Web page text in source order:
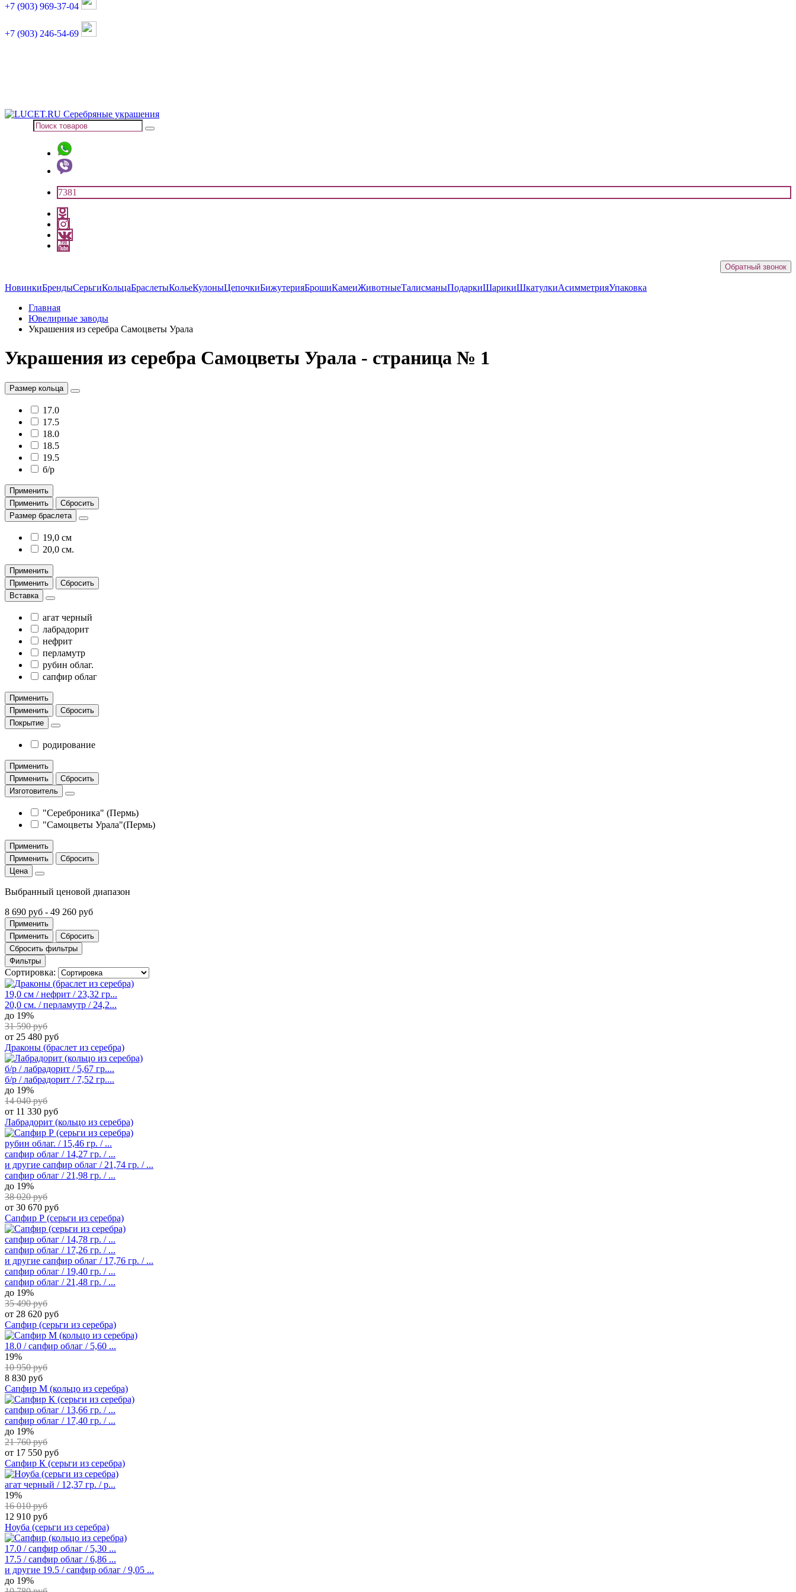
+7 (903) 969-37-04
+7 (903) 246-54-69
7381
Обратный звонок
НовинкиБрендыСерьгиКольцаБраслетыКольеКулоныЦепочкиБижутерияБрошиКамеиЖивотныеТалисманыПодаркиШарикиШкатулкиАсимметрияУпаковка
Главная
Ювелирные заводы
Украшения из серебра Самоцветы Урала
Украшения из серебра Самоцветы Урала - страница № 1
Размер кольца
17.0
17.5
18.0
18.5
19.5
б/р
Применить
Применить
Сбросить
Размер браслета
19,0 см
20,0 см.
Применить
Применить
Сбросить
Вставка
агат черный
лабрадорит
нефрит
перламутр
рубин облаг.
сапфир облаг
Применить
Применить
Сбросить
Покрытие
родирование
Применить
Применить
Сбросить
Изготовитель
"Сереброника" (Пермь)
"Самоцветы Урала"(Пермь)
Применить
Применить
Сбросить
Цена
Выбранный ценовой диапазон
8 690 руб - 49 260 руб
Применить
Применить
Сбросить
Сбросить фильтры
Фильтры
Сортировка:
19,0 см / нефрит / 23,32 гр...
20,0 см. / перламутр / 24,2...
до 19%
31 590 руб
от 25 480 руб
Драконы (браслет из серебра)
б/р / лабрадорит / 5,67 гр....
б/р / лабрадорит / 7,52 гр....
до 19%
14 040 руб
от 11 330 руб
Лабрадорит (кольцо из серебра)
рубин облаг. / 15,46 гр. / ...
сапфир облаг / 14,27 гр. / ...
и другие сапфир облаг / 21,74 гр. / ...
сапфир облаг / 21,98 гр. / ...
до 19%
38 020 руб
от 30 670 руб
Сапфир Р (серьги из серебра)
сапфир облаг / 14,78 гр. / ...
сапфир облаг / 17,26 гр. / ...
и другие сапфир облаг / 17,76 гр. / ...
сапфир облаг / 19,40 гр. / ...
сапфир облаг / 21,48 гр. / ...
до 19%
35 490 руб
от 28 620 руб
Сапфир (серьги из серебра)
18.0 / сапфир облаг / 5,60 ...
19%
10 950 руб
8 830 руб
Сапфир М (кольцо из серебра)
сапфир облаг / 13,66 гр. / ...
сапфир облаг / 17,40 гр. / ...
до 19%
21 760 руб
от 17 550 руб
Сапфир К (серьги из серебра)
агат черный / 12,37 гр. / р...
19%
16 010 руб
12 910 руб
Ноуба (серьги из серебра)
17.0 / сапфир облаг / 5,30 ...
17.5 / сапфир облаг / 6,86 ...
и другие 19.5 / сапфир облаг / 9,05 ...
до 19%